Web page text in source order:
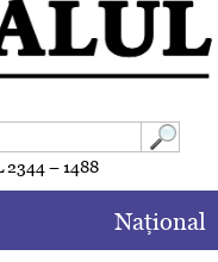
2344 – 1488
Naţional